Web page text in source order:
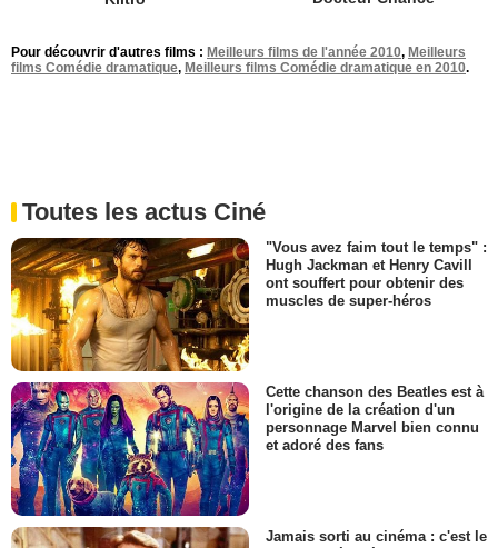
Pour découvrir d'autres films : Meilleurs films de l'année 2010, Meilleurs
films Comédie dramatique, Meilleurs films Comédie dramatique en 2010.
Toutes les actus Ciné
"Vous avez faim tout le temps" :
Hugh Jackman et Henry Cavill
ont souffert pour obtenir des
muscles de super-héros
Cette chanson des Beatles est à
l'origine de la création d'un
personnage Marvel bien connu
et adoré des fans
Jamais sorti au cinéma : c'est le